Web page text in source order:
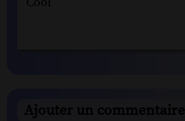
Ajouter un commentaire